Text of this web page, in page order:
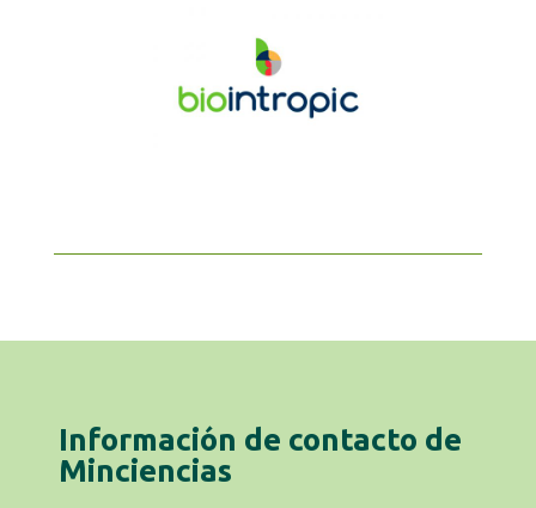
Información de contacto de
Minciencias